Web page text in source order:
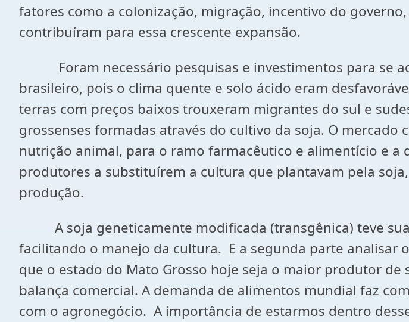
fatores como a colonização, migração, incentivo do
contribuíram para essa crescente expansão.
Foram necessário pesquisas e investimentos para se
brasileiro, pois o clima quente e solo ácido eram
terras com preços baixos trouxeram migrantes do sul e
grossenses formadas através do cultivo da soja. O mercado
nutrição animal, para o ramo farmacêutico e alimentício e
produtores a substituírem a cultura que plantavam pela
produção.
A soja geneticamente modificada (transgênica) teve
facilitando o manejo da cultura. E a segunda parte analisar
que o estado do Mato Grosso hoje seja o maior produtor
balança comercial. A demanda de alimentos mundial faz
com o agronegócio. A importância de estarmos dentro